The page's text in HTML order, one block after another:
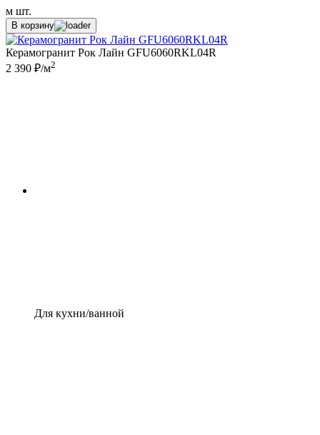
м шт.
В корзину
Керамогранит Рок Лайн GFU6060RKL04R
2 390 ₽/м2
Для кухни/ванной